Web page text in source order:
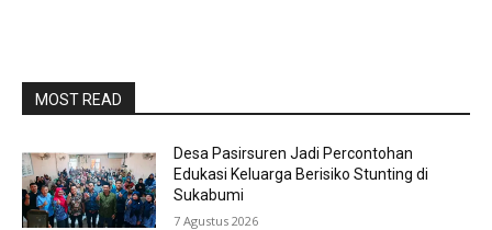
MOST READ
Desa Pasirsuren Jadi Percontohan
Edukasi Keluarga Berisiko Stunting di
Sukabumi
7 Agustus 2026